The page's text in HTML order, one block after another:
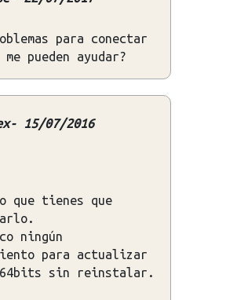
para conectar
pueden ayudar?
15/07/2016
que tienes que
ningún
para actualizar
64bits sin reinstalar.